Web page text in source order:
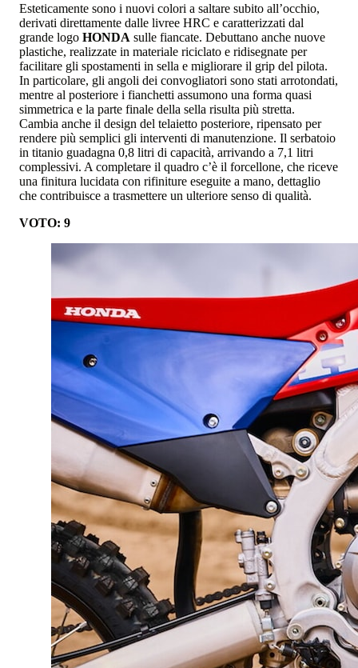
Esteticamente sono i nuovi colori a saltare subito all’occhio,
derivati direttamente dalle livree HRC e caratterizzati dal
grande logo HONDA sulle fiancate. Debuttano anche nuove
plastiche, realizzate in materiale riciclato e ridisegnate per
facilitare gli spostamenti in sella e migliorare il grip del pilota.
In particolare, gli angoli dei convogliatori sono stati arrotondati,
mentre al posteriore i fianchetti assumono una forma quasi
simmetrica e la parte finale della sella risulta più stretta.
Cambia anche il design del telaietto posteriore, ripensato per
rendere più semplici gli interventi di manutenzione. Il serbatoio
in titanio guadagna 0,8 litri di capacità, arrivando a 7,1 litri
complessivi. A completare il quadro c’è il forcellone, che riceve
una finitura lucidata con rifiniture eseguite a mano, dettaglio
che contribuisce a trasmettere un ulteriore senso di qualità.
VOTO: 9